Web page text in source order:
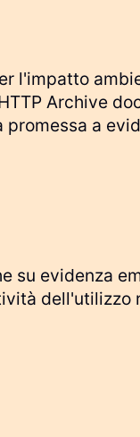
l'impatto
Archive
a
su evidenza
dell'utilizzo